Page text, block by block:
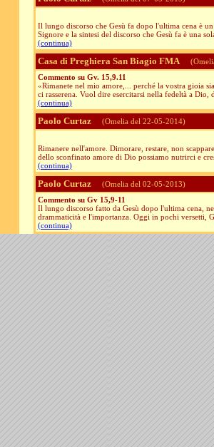
Il lungo discorso che Gesù fa dopo l'ultima cena è
Signore e la sintesi del discorso che Gesù fa è una
(continua)
Casa di Preghiera San Biagio FMA
Commento su Gv. 15,9.11
«Rimanete nel mio amore,... perché la vostra gioia
ci rasserena. Vuol dire esercitarsi nella fedeltà a Dio,
(continua)
Paolo Curtaz (Omelia del 22-05-2014)
Rimanere nell'amore. Dimorare, restare, non
dello sconfinato amore di Dio possiamo nutrirci e
(continua)
Paolo Curtaz
(Omelia del 02-05-2013)
Commento su Gv 15,9-11
Il lungo discorso fatto da Gesù dopo l'ultima cena,
drammaticità e l'importanza. Oggi in pochi versetti,
(continua)